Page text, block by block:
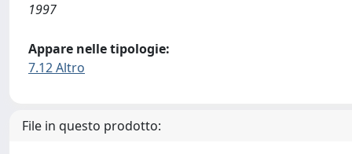
1997
Appare nelle tipologie:
7.12 Altro
File in questo prodotto: